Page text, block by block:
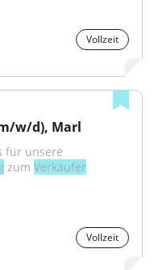
Vollzeit
w/d), Marl
für unsere
zum Verkäufer
Vollzeit